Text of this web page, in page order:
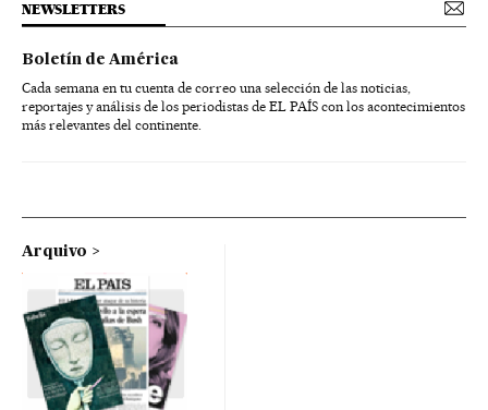
NEWSLETTERS
Boletín de América
Cada semana en tu cuenta de correo una selección de las noticias,
reportajes y análisis de los periodistas de EL PAÍS con los acontecimientos
más relevantes del continente.
Arquivo